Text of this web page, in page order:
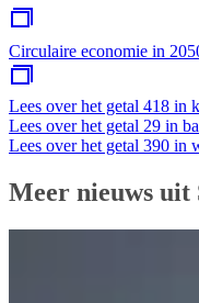
Circulaire economie in
Lees over het getal 418 in
Lees over het getal 29 in
Lees over het getal 390 in
Meer nieuws uit